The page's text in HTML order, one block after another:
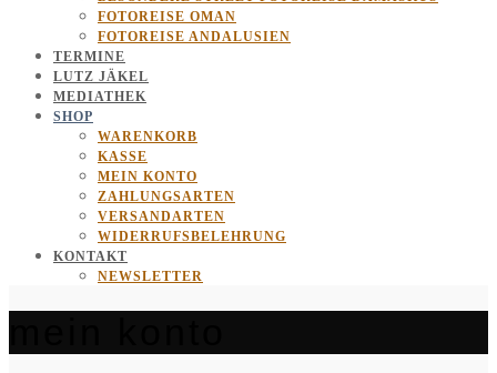
FOTOREISE OMAN
FOTOREISE ANDALUSIEN
TERMINE
LUTZ JÄKEL
MEDIATHEK
SHOP
WARENKORB
KASSE
MEIN KONTO
ZAHLUNGSARTEN
VERSANDARTEN
WIDERRUFSBELEHRUNG
KONTAKT
NEWSLETTER